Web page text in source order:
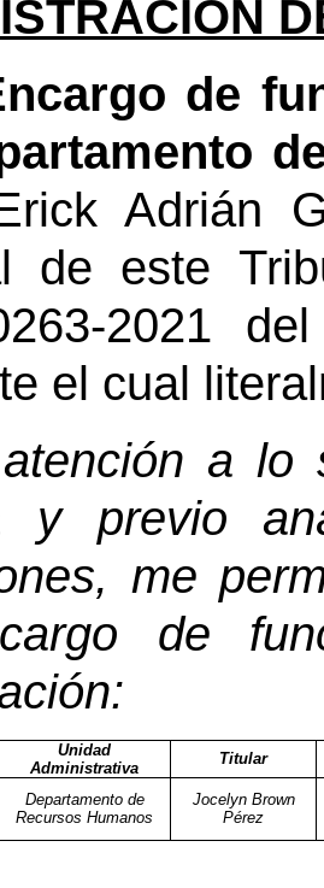
de
Adrián
de este
2021
el cual
a lo
y previo
me
de
Unidad
Administrativa
Titular
Departamento de
Recursos Humanos
Jocelyn Brown
Pérez